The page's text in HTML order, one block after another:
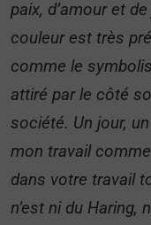
paix, d’amour et
couleur est très
comme le
attiré par le côté
société. Un jour,
mon travail
dans votre travail
n’est ni du Haring,